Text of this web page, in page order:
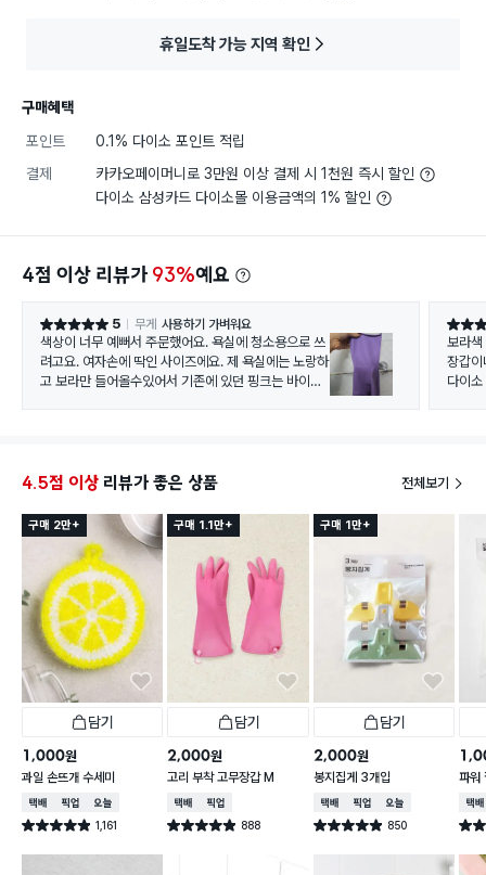
휴일도착 가능 지역 확인
구매혜택
포인트
0.1% 다이소 포인트 적립
결제
카카오페이머니로 3만원 이상 결제 시 1천원 즉시 할인
다이소 삼성카드 다이소몰 이용금액의 1% 할인
4점 이상 리뷰가 93%예요
별점 5점 5 무게 사용하기 가벼워요
색상이 너무 예뻐서 주문했어요. 욕실에 청소용으로 쓰
려고요. 여자손에 딱인 사이즈에요. 제 욕실에는 노랑하
고 보라만 들어올수있어서 기존에 있던 핑크는 바이바
별점 5
보라색
장갑이
다이
4.5점 이상 리뷰가 좋은 상품 전체보기
구매 2만+
담기
1,000원
과일 손뜨개 수세미
택배배송매장픽업오늘배송
별점 4.9점 1,161
건 작성
구매 1.1만+
담기
2,000원
고리 부착 고무장갑 M
택배배송매장픽업
별점 4.9점 888
건 작성
구매 1만+
담기
2,000원
봉지집게 3개입
택배배송매장픽업오늘배송
별점 4.9점 850
건 작성
파워
택배
별점